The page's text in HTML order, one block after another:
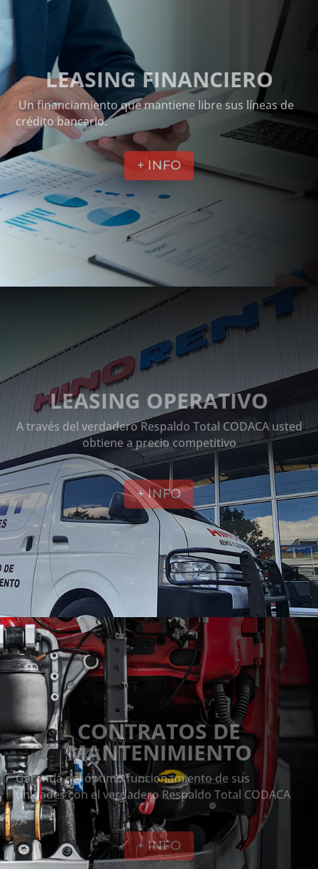
LEASING FINANCIERO
Un financiamiento que mantiene libre sus líneas de
crédito bancario.
+ INFO
LEASING OPERATIVO
A través del verdadero Respaldo Total CODACA usted
obtiene a precio competitivo
+ INFO
CONTRATOS DE
MANTENIMIENTO
Garantía del óptimo funcionamiento de sus
unidades con el verdadero Respaldo Total CODACA
+ INFO